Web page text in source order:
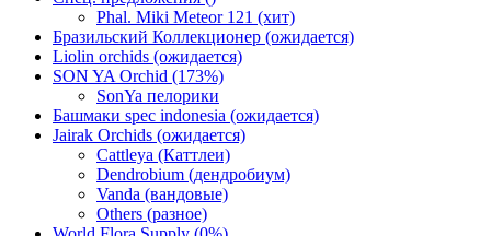
Phal. Miki Meteor 121 (хит)
Бразильский Коллекционер (ожидается)
Liolin orchids (ожидается)
SON YA Orchid (173%)
SonYa пелорики
Башмаки spec indonesia (ожидается)
Jairak Orchids (ожидается)
Cattleya (Каттлеи)
Dendrobium (дендробиум)
Vanda (вандовые)
Others (разное)